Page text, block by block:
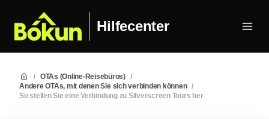
Hilfecenter
/ OTAs (Online-Reisebüros) /
Andere OTAs, mit denen Sie sich verbinden können /
So stellen Sie eine Verbindung zu Silverscreen Tours her